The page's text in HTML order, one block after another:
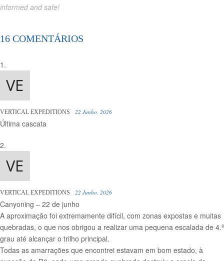
informed and safe!
16 COMENTÁRIOS
VERTICAL EXPEDITIONS 22 Junho, 2026
Última cascata
VERTICAL EXPEDITIONS 22 Junho, 2026
Canyoning – 22 de junho
A aproximação foi extremamente difícil, com zonas expostas e muitas
quebradas, o que nos obrigou a realizar uma pequena escalada de 4.º
grau até alcançar o trilho principal.
Todas as amarrações que encontrei estavam em bom estado, à